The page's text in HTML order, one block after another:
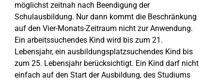
möglichst zeitnah nach Beendigung der
Schulausbildung. Nur dann kommt die Beschränkung
auf den Vier-Monats-Zeitraum nicht zur Anwendung.
Ein arbeitssuchendes Kind wird bis zum 21.
Lebensjahr, ein ausbildungsplatzsuchendes Kind bis
zum 25. Lebensjahr berücksichtigt. Ein Kind darf nicht
einfach auf den Start der Ausbildung, des Studiums